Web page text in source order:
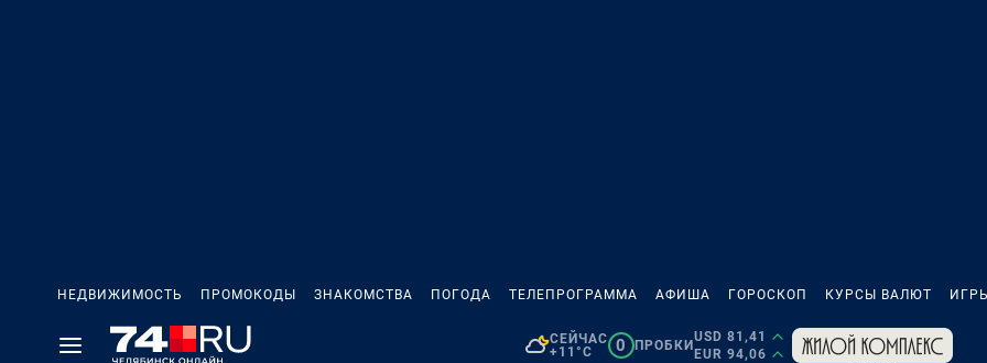
НЕДВИЖИМОСТЬ ПРОМОКОДЫ ЗНАКОМСТВА ПОГОДА ТЕЛЕПРОГРАММА АФИША ГОРОСКОП КУРСЫ ВАЛЮТ
СЕЙЧАС
+11°C
0 ПРОБКИ
USD 81,41
EUR 94,06